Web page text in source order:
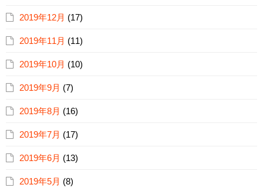
2019年12月 (17)
2019年11月 (11)
2019年10月 (10)
2019年9月 (7)
2019年8月 (16)
2019年7月 (17)
2019年6月 (13)
2019年5月 (8)